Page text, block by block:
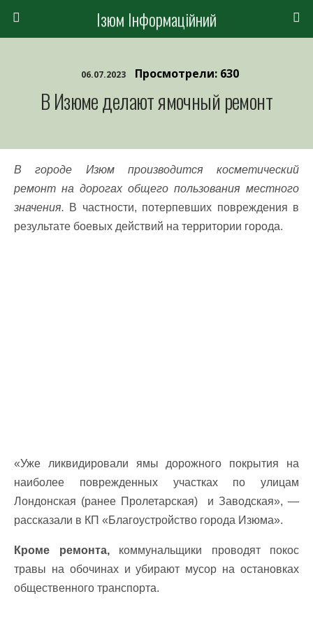
Ізюм Інформаційний
06.07.2023 Просмотрели: 630
В Изюме делают ямочный ремонт
В городе Изюм производится косметический
ремонт на дорогах общего пользования местного
значения. В частности, потерпевших повреждения в
результате боевых действий на территории города.
«Уже ликвидировали ямы дорожного покрытия на
наиболее поврежденных участках по улицам
Лондонская (ранее Пролетарская) и Заводская», —
рассказали в КП «Благоустройство города Изюма».
Кроме ремонта,коммунальщики проводят покос
травы на обочинах и убирают мусор на остановках
общественного транспорта.